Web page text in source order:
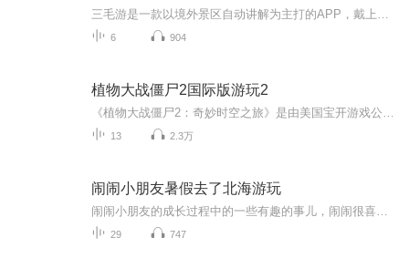
6 904
植物大战僵尸2国际版游玩2
13 2.3万
闹闹小朋友暑假去了北海游玩
29 747